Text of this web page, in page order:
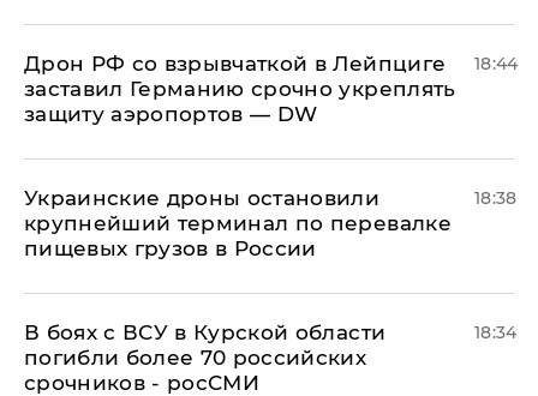
​Дрон РФ со взрывчаткой в Лейпциге
заставил Германию срочно укреплять
защиту аэропортов — DW
18:44
Украинские дроны остановили
крупнейший терминал по перевалке
пищевых грузов в России
18:38
В боях с ВСУ в Курской области
погибли более 70 российских
срочников - росСМИ
18:34